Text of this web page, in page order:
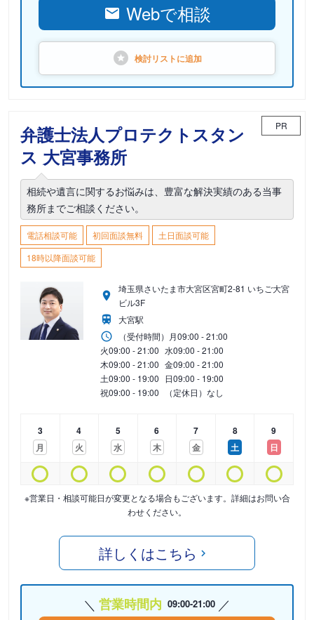
Webで相談
検討リストに追加
弁護士法人プロテクトスタン
ス 大宮事務所
PR
相続や遺言に関するお悩みは、豊富な解決実績のある当事
務所までご相談ください。
電話相談可能 初回面談無料
土日面談可能
18時以降面談可能
埼玉県さいたま市大宮区宮町2-81 いちご大宮
ビル3F
大宮駅
（受付時間） 月09:00 - 21:00
火09:00 - 21:00 水09:00 - 21:00
木09:00 - 21:00 金09:00 - 21:00
土09:00 - 19:00 日09:00 - 19:00
祝09:00 - 19:00 （定休日）なし
3
月
4
火
5
水
6
木
7
金
8
土
9
日
※営業日・相談可能日が変更となる場合もございます。詳細はお問い合
わせください。
詳しくはこちら
営業時間内 09:00-21:00